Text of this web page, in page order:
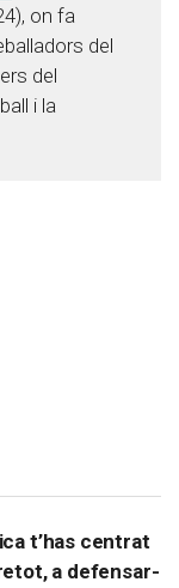
on fa
del
del
i la
t’has centrat
a defensar-